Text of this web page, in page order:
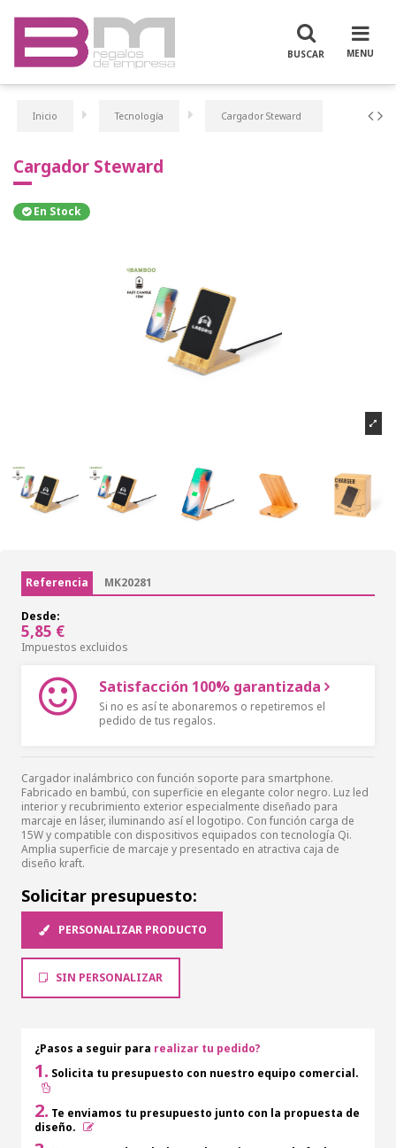
Inicio Tecnología Cargador Steward
Cargador Steward
En Stock
Referencia MK20281
Desde:
5,85 €
Impuestos excluidos
Satisfacción 100% garantizada
Si no es así te abonaremos o repetiremos el
pedido de tus regalos.
Cargador inalámbrico con función soporte para smartphone.
Fabricado en bambú, con superficie en elegante color negro. Luz led
interior y recubrimiento exterior especialmente diseñado para
marcaje en láser, iluminando así el logotipo. Con función carga de
15W y compatible con dispositivos equipados con tecnología Qi.
Amplia superficie de marcaje y presentado en atractiva caja de
diseño kraft.
Solicitar presupuesto:
PERSONALIZAR PRODUCTO
SIN PERSONALIZAR
¿Pasos a seguir para realizar tu pedido?
1. Solicita tu presupuesto con nuestro equipo comercial.
2. Te enviamos tu presupuesto junto con la propuesta de
diseño.